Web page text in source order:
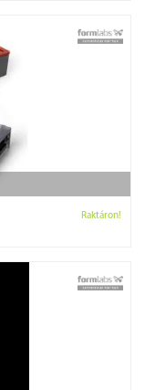
Raktáron!